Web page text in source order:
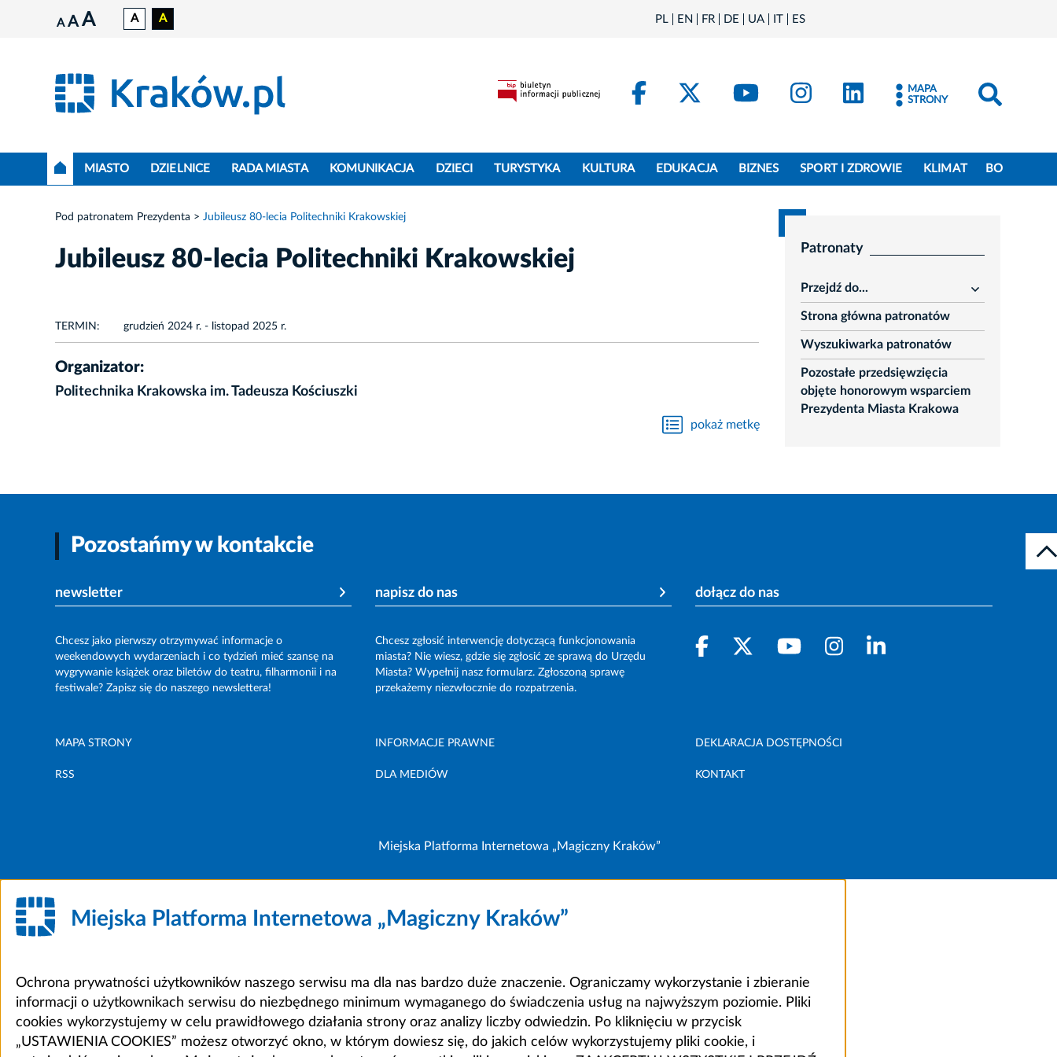
A A A A A PL EN FR DE UA IT ES
FacebookKraków - X
Kraków - YouTube
Kraków - Instagram
Kraków - LinkedIn
MAPA
STRONY
MIASTO DZIELNICE RADA MIASTA KOMUNIKACJA DZIECI TURYSTYKA KULTURA EDUKACJA BIZNES SPORT I ZDROWIE KLIMAT BO
Pod patronatem Prezydenta Jubileusz 80-lecia Politechniki Krakowskiej
Jubileusz 80-lecia Politechniki Krakowskiej
TERMIN: grudzień 2024 r. - listopad 2025 r.
Organizator:
Politechnika Krakowska im. Tadeusza Kościuszki
pokaż metkę
Patronaty
Przejdź do...
rozwiń
Strona główna patronatów
Wyszukiwarka patronatów
Pozostałe przedsięwzięcia
objęte honorowym wsparciem
Prezydenta Miasta Krakowa
Pozostańmy w kontakcie
newsletter
Chcesz jako pierwszy otrzymywać informacje o
weekendowych wydarzeniach i co tydzień mieć szansę na
wygrywanie książek oraz biletów do teatru, filharmonii i na
festiwale? Zapisz się do naszego newslettera!
napisz do nas
Chcesz zgłosić interwencję dotyczącą funkcjonowania
miasta? Nie wiesz, gdzie się zgłosić ze sprawą do Urzędu
Miasta? Wypełnij nasz formularz. Zgłoszoną sprawę
przekażemy niezwłocznie do rozpatrzenia.
dołącz do nas
MAPA STRONY INFORMACJE PRAWNE DEKLARACJA DOSTĘPNOŚCI
RSS DLA MEDIÓW KONTAKT
Miejska Platforma Internetowa „Magiczny Kraków”
Miejska Platforma Internetowa „Magiczny Kraków”
Ochrona prywatności użytkowników naszego serwisu ma dla nas bardzo duże znaczenie. Ograniczamy wykorzystanie i zbieranie
informacji o użytkownikach serwisu do niezbędnego minimum wymaganego do świadczenia usług na najwyższym poziomie. Pliki
cookies wykorzystujemy w celu prawidłowego działania strony oraz analizy liczby odwiedzin. Po kliknięciu w przycisk
„USTAWIENIA COOKIES” możesz otworzyć okno, w którym dowiesz się, do jakich celów wykorzystujemy pliki cookie, i